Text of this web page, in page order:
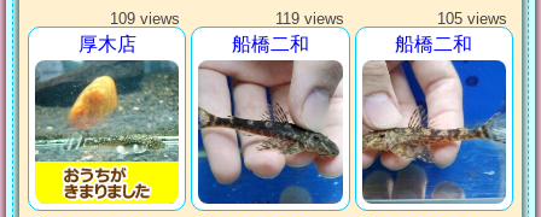
109 views
厚木店
119 views
船橋二和
105 views
船橋二和